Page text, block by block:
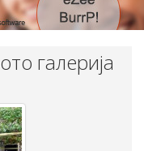
галерија